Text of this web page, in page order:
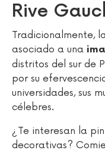
Rive
Tradicionalmente,
asociado a una
distritos del sur de
por su
universidades, sus
célebres.
¿Te interesan la
decorativas?